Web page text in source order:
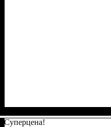
Суперцена!